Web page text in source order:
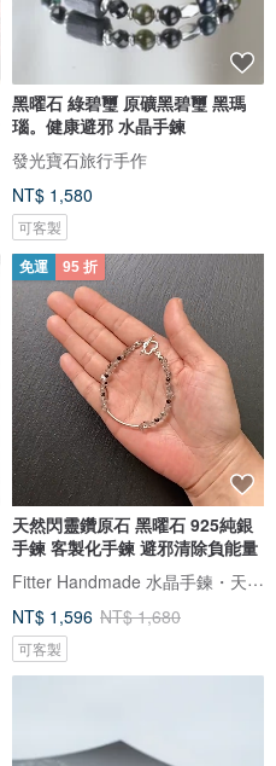
黑曜石 綠碧璽 原礦黑碧璽 黑瑪
瑙。健康避邪 水晶手鍊
發光寶石旅行手作
NT$ 1,580
可客製
免運 95 折
天然閃靈鑽原石 黑曜石 925純銀
手鍊 客製化手鍊 避邪清除負能量
Fitter Handmade 水晶手鍊・天然礦石
NT$ 1,596 NT$ 1,680
可客製